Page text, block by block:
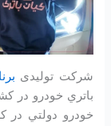
شرکت تولیدی
باتري خودرو در